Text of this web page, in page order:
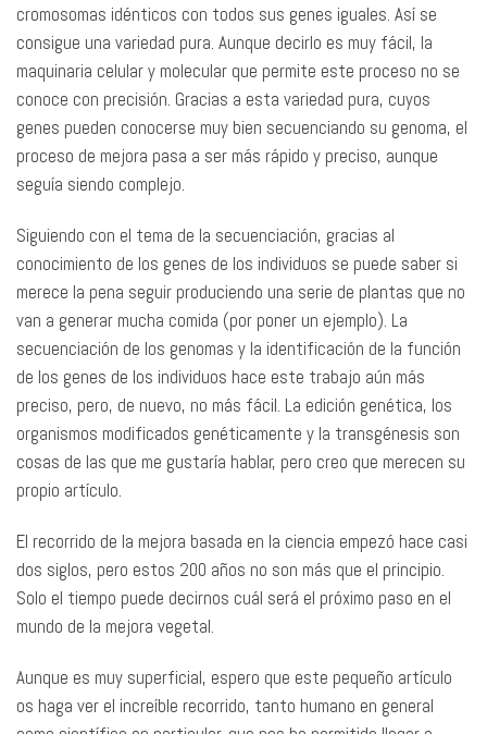
cromosomas idénticos con todos sus genes iguales. Así se
consigue una variedad pura. Aunque decirlo es muy fácil, la
maquinaria celular y molecular que permite este proceso no se
conoce con precisión. Gracias a esta variedad pura, cuyos
genes pueden conocerse muy bien secuenciando su genoma, el
proceso de mejora pasa a ser más rápido y preciso, aunque
seguía siendo complejo.
Siguiendo con el tema de la secuenciación, gracias al
conocimiento de los genes de los individuos se puede saber si
merece la pena seguir produciendo una serie de plantas que no
van a generar mucha comida (por poner un ejemplo). La
secuenciación de los genomas y la identificación de la función
de los genes de los individuos hace este trabajo aún más
preciso, pero, de nuevo, no más fácil. La edición genética, los
organismos modificados genéticamente y la transgénesis son
cosas de las que me gustaría hablar, pero creo que merecen su
propio artículo.
El recorrido de la mejora basada en la ciencia empezó hace casi
dos siglos, pero estos 200 años no son más que el principio.
Solo el tiempo puede decirnos cuál será el próximo paso en el
mundo de la mejora vegetal.
Aunque es muy superficial, espero que este pequeño artículo
os haga ver el increíble recorrido, tanto humano en general